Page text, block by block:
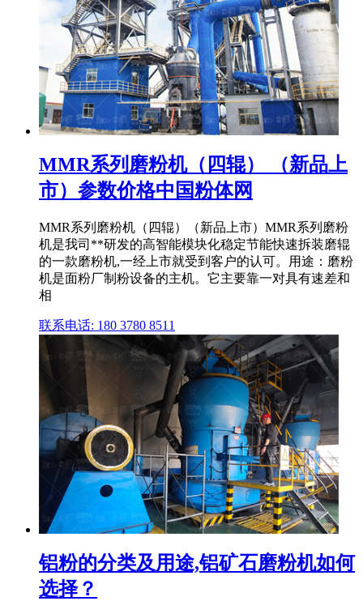
MMR系列磨粉机（四辊） （新品上
市）参数价格中国粉体网
MMR系列磨粉机（四辊）（新品上市）MMR系列磨粉
机是我司**研发的高智能模块化稳定节能快速拆装磨辊
的一款磨粉机,一经上市就受到客户的认可。用途：磨粉
机是面粉厂制粉设备的主机。它主要靠一对具有速差和
相
联系电话: 180 3780 8511
铝粉的分类及用途,铝矿石磨粉机如何
选择？